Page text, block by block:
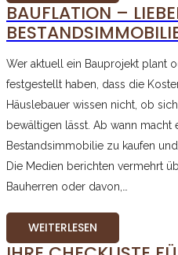
BAUFLATION –
Wer aktuell ein Bauprojekt plant
festgestellt haben, dass die
Häuslebauer wissen nicht, ob
bewältigen lässt. Ab wann macht
Bestandsimmobilie zu kaufen
Die Medien berichten vermehrt
Bauherren oder davon,…
WEITERLESEN